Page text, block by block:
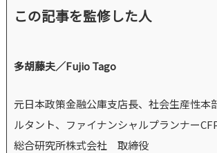
この記事を監修した人
多胡藤夫／Fujio Tago
元日本政策金融公庫支店長、社会生産性本
ルタント、ファイナンシャルプランナー
総合研究所株式会社 取締役